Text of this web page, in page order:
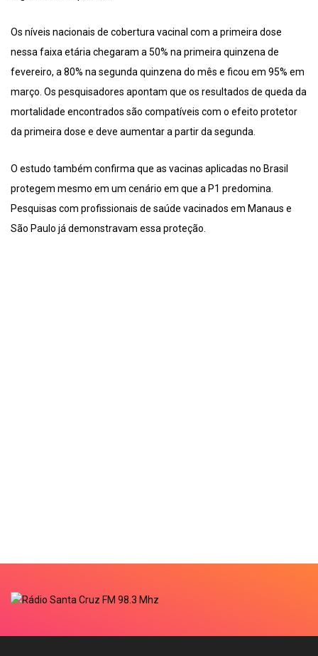
Os níveis nacionais de cobertura vacinal com a primeira dose
nessa faixa etária chegaram a 50% na primeira quinzena de
fevereiro, a 80% na segunda quinzena do mês e ficou em 95% em
março. Os pesquisadores apontam que os resultados de queda da
mortalidade encontrados são compatíveis com o efeito protetor
da primeira dose e deve aumentar a partir da segunda.
O estudo também confirma que as vacinas aplicadas no Brasil
protegem mesmo em um cenário em que a P1 predomina.
Pesquisas com profissionais de saúde vacinados em Manaus e
São Paulo já demonstravam essa proteção.